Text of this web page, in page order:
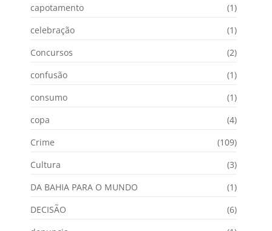
capotamento
(1)
celebração
(1)
Concursos
(2)
confusão
(1)
consumo
(1)
copa
(4)
Crime
(109)
Cultura
(3)
DA BAHIA PARA O MUNDO
(1)
DECISÃO
(6)